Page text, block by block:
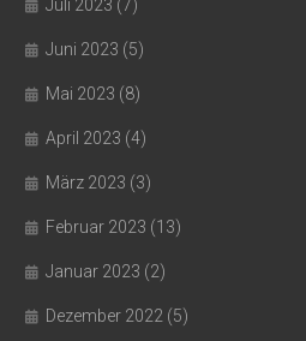
Juli 2023 (7)
Juni 2023 (5)
Mai 2023 (8)
April 2023 (4)
März 2023 (3)
Februar 2023 (13)
Januar 2023 (2)
Dezember 2022 (5)